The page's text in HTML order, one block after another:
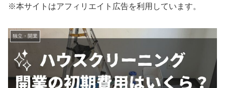
※本サイトはアフィリエイト広告を利用しています。
独立・開業